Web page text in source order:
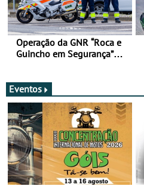
Operação da GNR “Roca e
Guincho em Segurança”
Eventos